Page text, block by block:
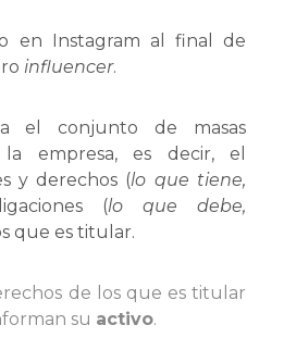
en Instagram al final de
influencer.
el conjunto de masas
empresa, es decir, el
y derechos (lo que tiene,
(lo que debe,
que es titular.
de los que es titular
su activo.